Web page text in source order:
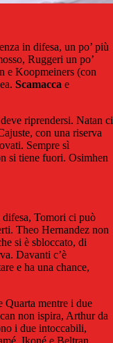
in difesa, un po’ più
Ruggeri un po’
e Koopmeiners (con
Scamacca e
riprendersi. Natan ci
con una riserva
Sempre sì
si tiene fuori. Osimhen
Tomori ci può
Theo Hernandez non
si è sbloccato, di
Davanti c’è
e ha una chance,
mentre i due
non ispira, Arthur da
i due intoccabili,
Ikoné e Beltran.